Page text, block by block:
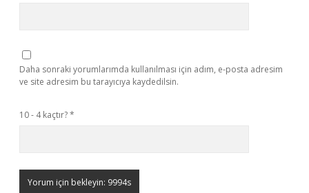
Daha sonraki yorumlarımda kullanılması için adım, e-posta adresim
ve site adresim bu tarayıcıya kaydedilsin.
10 - 4 kaçtır?*